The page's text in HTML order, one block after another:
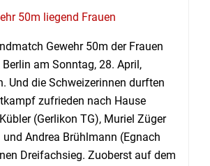
50m liegend Frauen
Gewehr 50m der Frauen
Berlin am Sonntag, 28. April,
Und die Schweizerinnen durften
zufrieden nach Hause
(Gerlikon TG), Muriel Züger
und Andrea Brühlmann (Egnach
Dreifachsieg. Zuoberst auf dem